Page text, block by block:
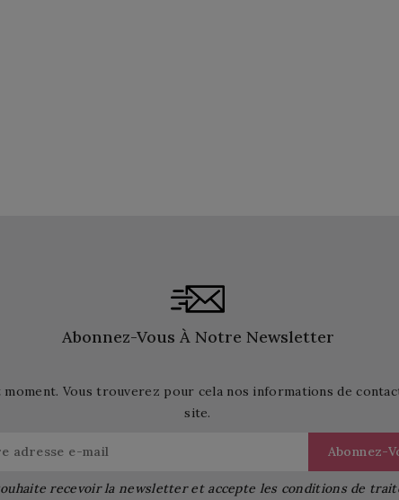
Abonnez-Vous À Notre Newsletter
Vous trouverez pour cela nos informations de
site.
recevoir la newsletter et accepte les conditions de